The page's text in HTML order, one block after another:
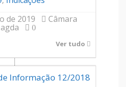
de 2019
Câmara
0
Ver tudo
Informação 12/2018